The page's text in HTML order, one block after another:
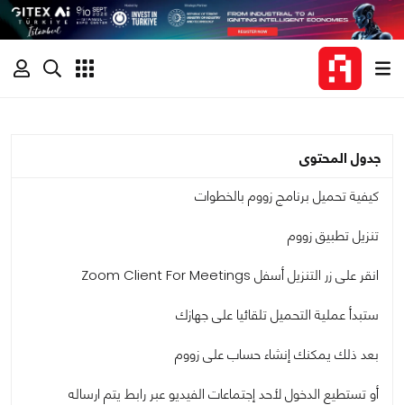
جدول المحتوى
كيفية تحميل برنامج زووم بالخطوات
تنزيل تطبيق زووم
انقر على زر التنزيل أسفل Zoom Client For Meetings
ستبدأ عملية التحميل تلقائيا على جهازك
بعد ذلك يمكنك إنشاء حساب على زووم
أو تستطيع الدخول لأحد إجتماعات الفيديو عبر رابط يتم ارساله